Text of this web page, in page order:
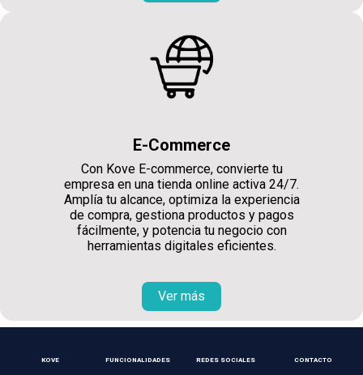
E-Commerce
Con Kove E-commerce, convierte tu
empresa en una tienda online activa 24/7.
Amplía tu alcance, optimiza la experiencia
de compra, gestiona productos y pagos
fácilmente, y potencia tu negocio con
herramientas digitales eficientes.
Ver más
KOVE FUNCIONALIDADES REDES SOCIALES CONTACTO